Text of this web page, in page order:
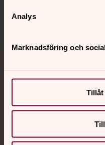
Analys
Marknadsföring och
Tillåt
Jourhavande präst
Akut samtals- och
med en präst på kvällar
Chatt